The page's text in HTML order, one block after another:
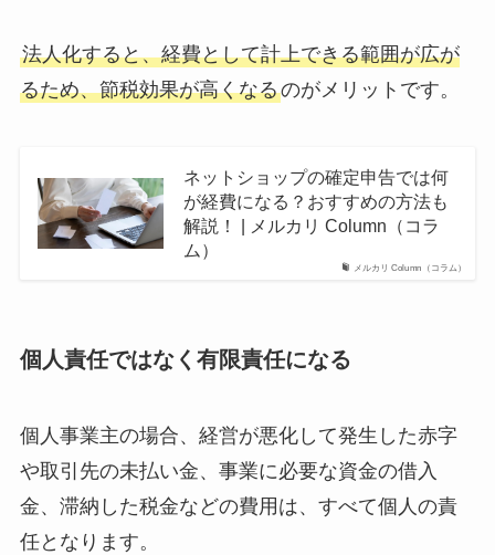
法人化すると、経費として計上できる範囲が広が
るため、節税効果が高くなるのがメリットです。
メルカリ Column（コラム）
ネットショップの確定申告では何
が経費になる？おすすめの方法も
解説！ | メルカリ Column（コラ
ム）
個人責任ではなく有限責任になる
個人事業主の場合、経営が悪化して発生した赤字
や取引先の未払い金、事業に必要な資金の借入
金、滞納した税金などの費用は、すべて個人の責
任となります。